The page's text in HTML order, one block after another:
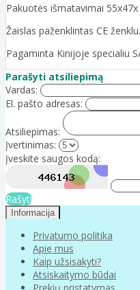
Pakuotės išmatavimai 55x47x
Žaislas paženklintas CE ženklu.
Pagaminta Kinijoje specialiu
Parašyti atsiliepimą
Vardas:
El. pašto adresas:
Atsiliepimas:
Įvertinimas:
Įveskite saugos kodą:
Rašyti
Informacija
Privatumo politika
Apie mus
Kaip užsisakyti?
Atsiskaitymo būdai